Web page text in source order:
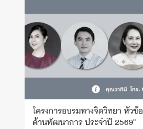
โครงการอบรมทางจิตวิทยา หัว
ด้านพัฒนาการ ประจำปี 2569"